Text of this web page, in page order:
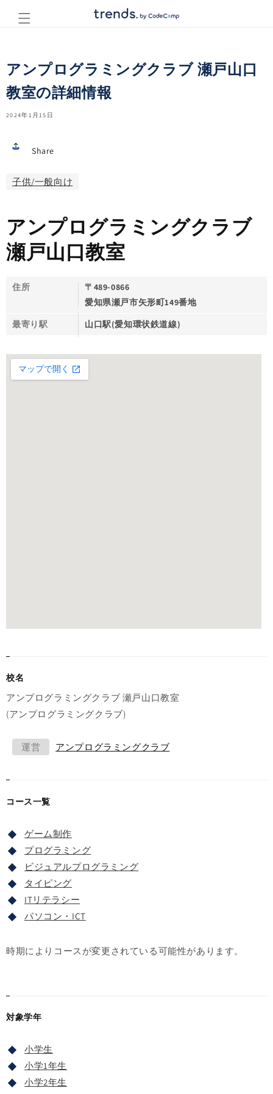
ンツに
進む
アンプログラミングクラブ 瀬戸山口
教室の詳細情報
2024年1月15日
Share
子供/一般向け
アンプログラミングクラブ
瀬戸山口教室
住所
〒489-0866
愛知県瀬戸市矢形町149番地
最寄り駅
山口駅(愛知環状鉄道線)
校名
アンプログラミングクラブ 瀬戸山口教室
(アンプログラミングクラブ)
運営 アンプログラミングクラブ
コース一覧
ゲーム制作
プログラミング
ビジュアルプログラミング
タイピング
ITリテラシー
パソコン・ICT
時期によりコースが変更されている可能性があります。
対象学年
小学生
小学1年生
小学2年生